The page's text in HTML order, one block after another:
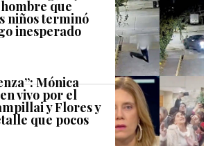
que
niños terminó
inesperado
Mónica
vivo por el
y Flores y
que pocos